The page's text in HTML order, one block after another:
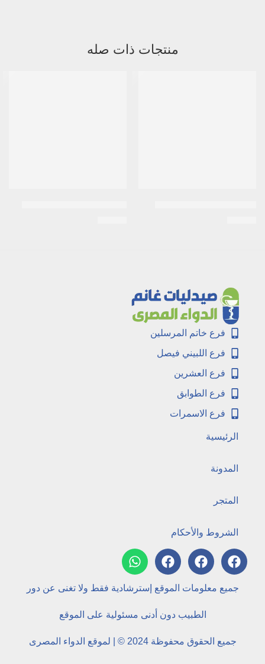
منتجات ذات صله
فرع خاتم المرسلين
فرع اللبيني فيصل
فرع العشرين
فرع الطوابق
فرع الاسمرات
الرئيسية
المدونة
المتجر
الشروط والأحكام
جميع معلومات الموقع إسترشادية فقط ولا تغنى عن دور
الطبيب دون أدنى مسئولية على الموقع
جميع الحقوق محفوظة 2024 © | لموقع الدواء المصرى